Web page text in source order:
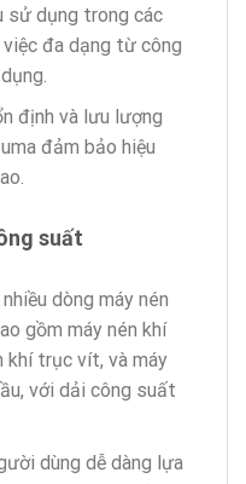
sử dụng trong các
đa dạng từ công
định và lưu lượng
đảm bảo hiệu
suất
dòng máy nén
gồm máy nén khí
khí trục vít, và máy
với dải công suất
dùng dễ dàng lựa